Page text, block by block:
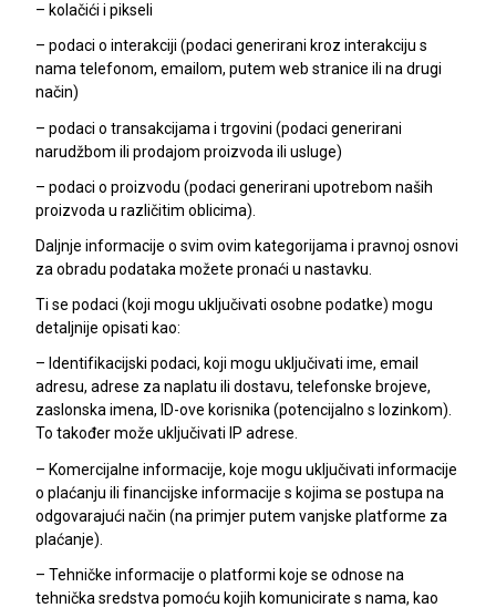
– kolačići i pikseli
– podaci o interakciji (podaci generirani kroz interakciju s
nama telefonom, emailom, putem web stranice ili na drugi
način)
– podaci o transakcijama i trgovini (podaci generirani
narudžbom ili prodajom proizvoda ili usluge)
– podaci o proizvodu (podaci generirani upotrebom naših
proizvoda u različitim oblicima).
Daljnje informacije o svim ovim kategorijama i pravnoj osnovi
za obradu podataka možete pronaći u nastavku.
Ti se podaci (koji mogu uključivati osobne podatke) mogu
detaljnije opisati kao:
– Identifikacijski podaci, koji mogu uključivati ime, email
adresu, adrese za naplatu ili dostavu, telefonske brojeve,
zaslonska imena, ID-ove korisnika (potencijalno s lozinkom).
To također može uključivati IP adrese.
– Komercijalne informacije, koje mogu uključivati informacije
o plaćanju ili financijske informacije s kojima se postupa na
odgovarajući način (na primjer putem vanjske platforme za
plaćanje).
– Tehničke informacije o platformi koje se odnose na
tehnička sredstva pomoću kojih komunicirate s nama, kao